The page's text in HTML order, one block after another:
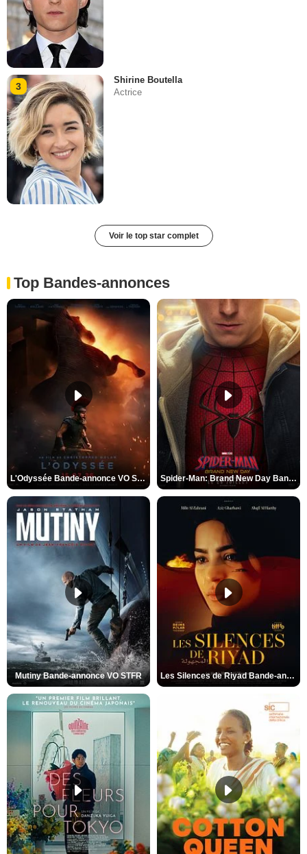
3
Shirine Boutella
Actrice
Voir le top star complet
Top Bandes-annonces
L'Odyssée Bande-annonce VO STFR Spider-Man: Brand New Day Bande-annonce VO STFR
Mutiny Bande-annonce VO STFR Les Silences de Riyad Bande-annonce VO STFR